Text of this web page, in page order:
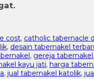
cost, catholic tabernacle
, desain tabernakel
, gereja tabernakel ,
kayu jati, harga
, jual tabernakel katolik,